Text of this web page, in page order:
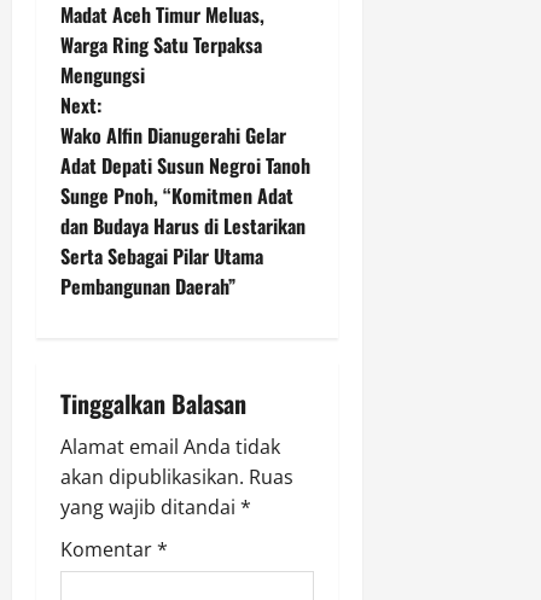
o
s
t
n
a
v
a
t
i
o
Madat Aceh Timur Meluas,
Warga Ring Satu Terpaksa
Mengungsi
Next:
Wako Alfin Dianugerahi Gelar
Adat Depati Susun Negroi Tanoh
Sunge Pnoh, “Komitmen Adat
dan Budaya Harus di Lestarikan
Serta Sebagai Pilar Utama
Pembangunan Daerah”
Tinggalkan Balasan
Alamat email Anda tidak
akan dipublikasikan. Ruas
yang wajib ditandai *
Komentar*